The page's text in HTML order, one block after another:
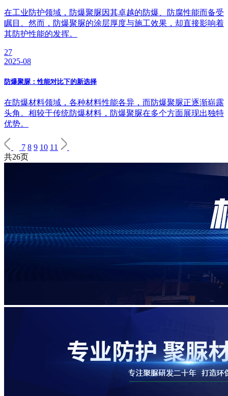
在工业防护领域，防爆聚脲因其卓越的防爆、防腐性能而备受
瞩目。然而，防爆聚脲的涂层厚度与施工效果，却直接影响着
其防护性能的发挥。
27
2025-08
防爆聚脲：性能对比下的新选择
在防爆材料领域，各种材料性能各异，而防爆聚脲正逐渐崭露
头角。相较于传统防爆材料，防爆聚脲在多个方面展现出独特
优势。
7 8 9 10 11
共26页